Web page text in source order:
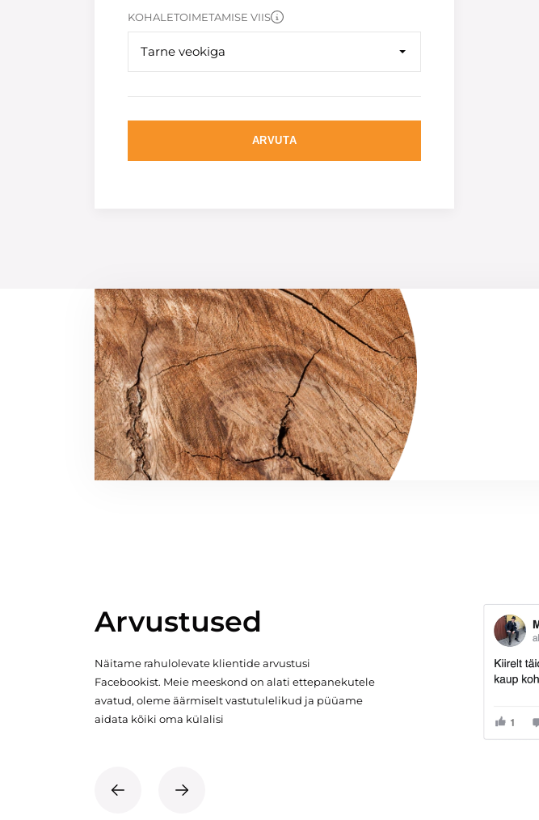
KOHALETOIMETAMISE VIIS
Tarne veokiga
ARVUTA
Arvustused
Näitame rahulolevate klientide arvustusi
Facebookist. Meie meeskond on alati ettepanekutele
avatud, oleme äärmiselt vastutulelikud ja püüame
aidata kõiki oma külalisi